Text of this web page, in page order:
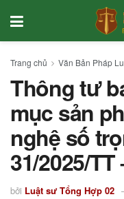
Trang chủ Văn Bản Pháp
Thông tư
mục sản
nghệ số
31/2025/
bởi Luật sư Tổng Hợp 02